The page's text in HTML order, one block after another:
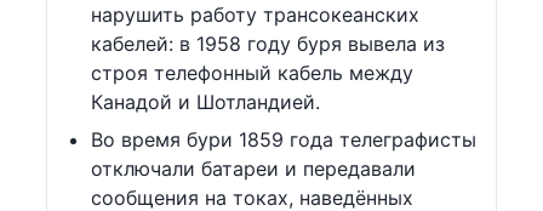
нарушить работу трансокеанских
кабелей: в 1958 году буря вывела из
строя телефонный кабель между
Канадой и Шотландией.
Во время бури 1859 года телеграфисты
отключали батареи и передавали
сообщения на токах, наведённых